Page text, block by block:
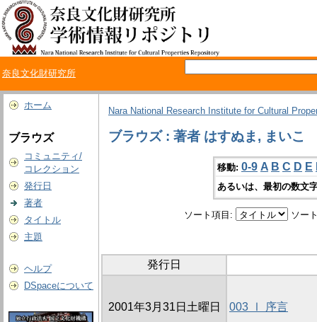
奈良文化財研究所
ホーム
ブラウズ
コミュニティ/
コレクション
発行日
著者
タイトル
主題
ヘルプ
DSpaceについて
Nara National Research Institute for Cultural
ブラウズ : 著者 はすぬま, まいこ
移動: 0-9 A B C D E
あるいは、最初の数文
ソート項目: ソー
発行日
2001年3月31日土曜日 003 Ⅰ 序言